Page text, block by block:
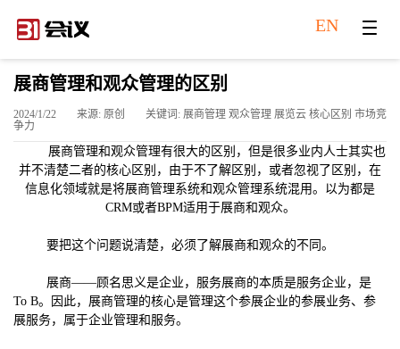
EN
展商管理和观众管理的区别
2024/1/22 来源: 原创
关键词: 展商管理 观众管理 展览云 核心区别 市场竞
争力
展商管理和观众管理有很大的区别，但是很多业内人士其实也
并不清楚二者的核心区别，由于不了解区别，或者忽视了区别，在
信息化领域就是将展商管理系统和观众管理系统混用。以为都是
CRM或者BPM适用于展商和观众。
要把这个问题说清楚，必须了解展商和观众的不同。
展商——顾名思义是企业，服务展商的本质是服务企业，是
To B。因此，展商管理的核心是管理这个参展企业的参展业务、参
展服务，属于企业管理和服务。